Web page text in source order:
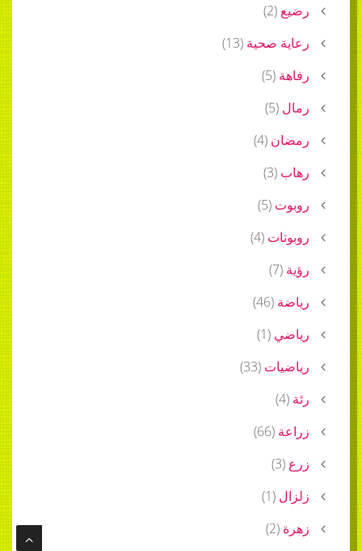
رضيع (
2
)
رعاية صحية (
13
)
رفاهة (
5
)
رمال (
5
)
رمضان (
4
)
رهاب (
3
)
روبوت (
5
)
روبوتات (
4
)
رؤية (
7
)
رياضة (
46
)
رياضي (
1
)
رياضيات (
33
)
رئة (
4
)
زراعة (
66
)
زرع (
3
)
زلزال (
1
)
زهرة (
2
)